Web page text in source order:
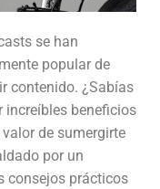
se han
popular de
contenido. ¿Sabías
increíbles beneficios
de sumergirte
por un
consejos prácticos